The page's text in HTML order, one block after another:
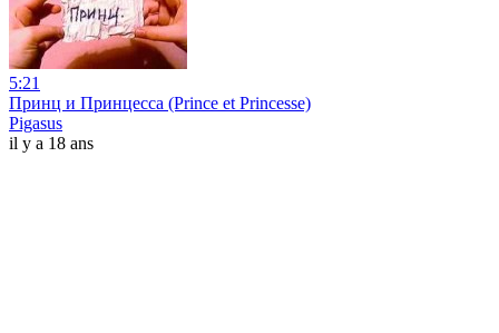
5:21
Принц и Принцесса (Prince et Princesse)
Pigasus
il y a 18 ans